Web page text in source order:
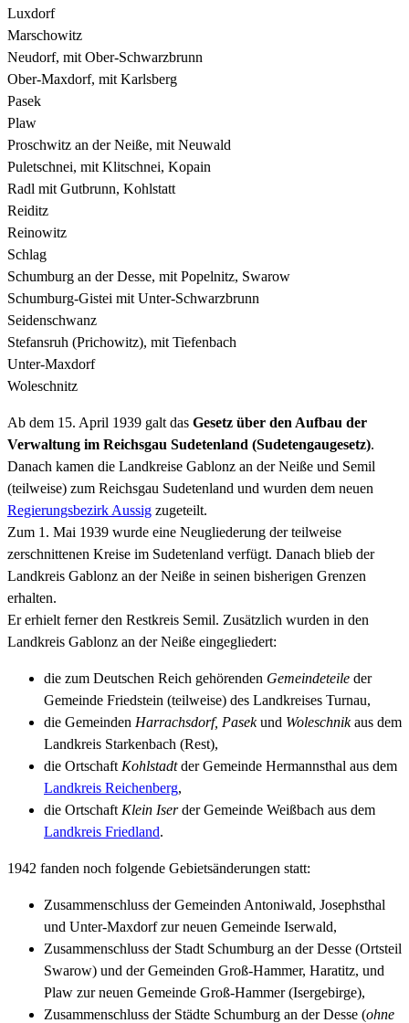
Luxdorf
Marschowitz
Neudorf, mit Ober-Schwarzbrunn
Ober-Maxdorf, mit Karlsberg
Pasek
Plaw
Proschwitz an der Neiße, mit Neuwald
Puletschnei, mit Klitschnei, Kopain
Radl mit Gutbrunn, Kohlstatt
Reiditz
Reinowitz
Schlag
Schumburg an der Desse, mit Popelnitz, Swarow
Schumburg-Gistei mit Unter-Schwarzbrunn
Seidenschwanz
Stefansruh (Prichowitz), mit Tiefenbach
Unter-Maxdorf
Woleschnitz
Ab dem 15. April 1939 galt das Gesetz über den Aufbau der
Verwaltung im Reichsgau Sudetenland (Sudetengaugesetz).
Danach kamen die Landkreise Gablonz an der Neiße und Semil
(teilweise) zum Reichsgau Sudetenland und wurden dem neuen
Regierungsbezirk Aussig zugeteilt.
Zum 1. Mai 1939 wurde eine Neugliederung der teilweise
zerschnittenen Kreise im Sudetenland verfügt. Danach blieb der
Landkreis Gablonz an der Neiße in seinen bisherigen Grenzen
erhalten.
Er erhielt ferner den Restkreis Semil. Zusätzlich wurden in den
Landkreis Gablonz an der Neiße eingegliedert:
die zum Deutschen Reich gehörenden Gemeindeteile der
Gemeinde Friedstein (teilweise) des Landkreises Turnau,
die Gemeinden Harrachsdorf, Pasekund Woleschnikaus dem
Landkreis Starkenbach (Rest),
die Ortschaft Kohlstadtder Gemeinde Hermannsthal aus dem
Landkreis Reichenberg,
die Ortschaft Klein Iserder Gemeinde Weißbach aus dem
Landkreis Friedland.
1942 fanden noch folgende Gebietsänderungen statt:
Zusammenschluss der Gemeinden Antoniwald, Josephsthal
und Unter-Maxdorf zur neuen Gemeinde Iserwald,
Zusammenschluss der Stadt Schumburg an der Desse (Ortsteil
Swarow) und der Gemeinden Groß-Hammer, Haratitz, und
Plaw zur neuen Gemeinde Groß-Hammer (Isergebirge),
Zusammenschluss der Städte Schumburg an der Desse (ohne